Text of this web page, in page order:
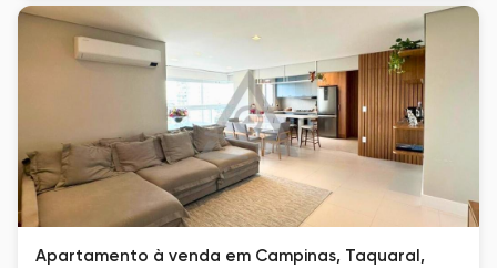
Apartamento à venda em Campinas, Taquaral,